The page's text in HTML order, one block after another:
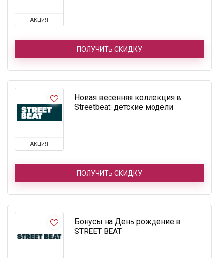
АКЦИЯ
ПОЛУЧИТЬ СКИДКУ
АКЦИЯ
Новая весенняя коллекция в
Streetbeat: детские модели
ПОЛУЧИТЬ СКИДКУ
Бонусы на День рождение в
STREET BEAT